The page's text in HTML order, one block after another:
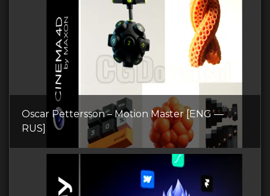
Oscar Pettersson – Motion Master [ENG —
RUS]